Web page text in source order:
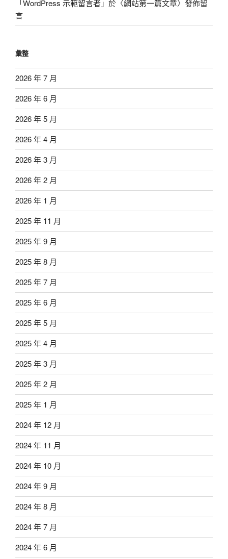
「WordPress 示範留言者」於〈網站第一篇文章〉發佈留
言
彙整
2026 年 7 月
2026 年 6 月
2026 年 5 月
2026 年 4 月
2026 年 3 月
2026 年 2 月
2026 年 1 月
2025 年 11 月
2025 年 9 月
2025 年 8 月
2025 年 7 月
2025 年 6 月
2025 年 5 月
2025 年 4 月
2025 年 3 月
2025 年 2 月
2025 年 1 月
2024 年 12 月
2024 年 11 月
2024 年 10 月
2024 年 9 月
2024 年 8 月
2024 年 7 月
2024 年 6 月